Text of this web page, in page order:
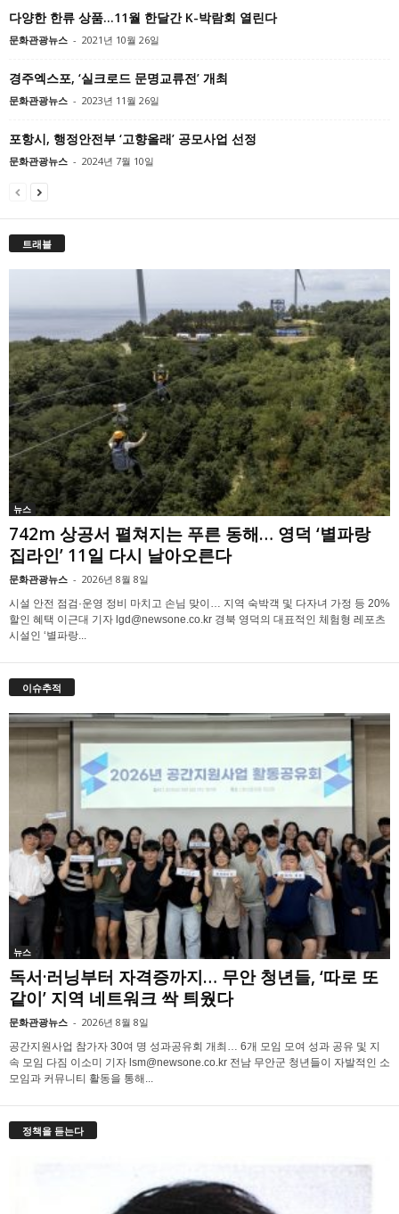
다양한 한류 상품…11월 한달간 K-박람회 열린다
문화관광뉴스 - 2021년 10월 26일
경주엑스포, ‘실크로드 문명교류전’ 개최
문화관광뉴스 - 2023년 11월 26일
포항시, 행정안전부 ‘고향올래’ 공모사업 선정
문화관광뉴스 - 2024년 7월 10일
트래블
뉴스
742m 상공서 펼쳐지는 푸른 동해… 영덕 ‘별파랑
집라인’ 11일 다시 날아오른다
문화관광뉴스 - 2026년 8월 8일
시설 안전 점검·운영 정비 마치고 손님 맞이… 지역 숙박객 및 다자녀 가정 등 20%
할인 혜택 이근대 기자 lgd@newsone.co.kr 경북 영덕의 대표적인 체험형 레포츠
시설인 ‘별파랑...
이슈추적
뉴스
독서·러닝부터 자격증까지… 무안 청년들, ‘따로 또
같이’ 지역 네트워크 싹 틔웠다
문화관광뉴스 - 2026년 8월 8일
공간지원사업 참가자 30여 명 성과공유회 개최… 6개 모임 모여 성과 공유 및 지
속 모임 다짐 이소미 기자 lsm@newsone.co.kr 전남 무안군 청년들이 자발적인 소
모임과 커뮤니티 활동을 통해...
정책을 듣는다